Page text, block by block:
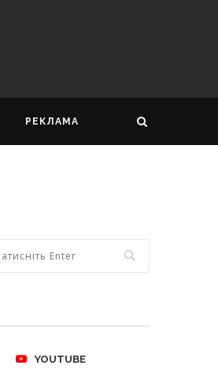
РЕКЛАМА
YOUTUBE